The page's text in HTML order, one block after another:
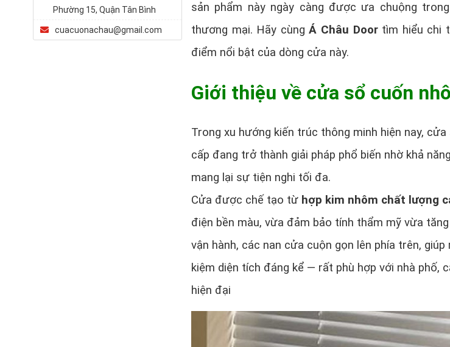
Phường 15, Quận Tân Bình
cuacuonachau@gmail.com
sản phẩm này ngày càng được ưa chuộng
thương mại. Hãy cùngÁ Châu Doortìm hiểu chi
điểm nổi bật của dòng cửa này.
Giới thiệu về cửa sổ cuốn
Trong xu hướng kiến trúc thông minh hiện nay,
cấp đang trở thành giải pháp phổ biến nhờ khả
mang lại sự tiện nghi tối đa.
Cửa được chế tạo từ hợp kim nhôm chất lượng
điện bền màu, vừa đảm bảo tính thẩm mỹ vừa
vận hành, các nan cửa cuộn gọn lên phía trên,
kiệm diện tích đáng kể — rất phù hợp với nhà phố,
hiện đại